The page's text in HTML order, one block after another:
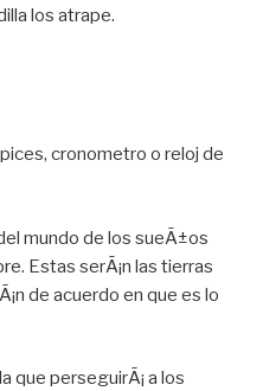
los atrape.
cronometro o reloj de
mundo de los sueÃ±os
Estas serÃ¡n las tierras
de acuerdo en que es lo
que perseguirÃ¡ a los